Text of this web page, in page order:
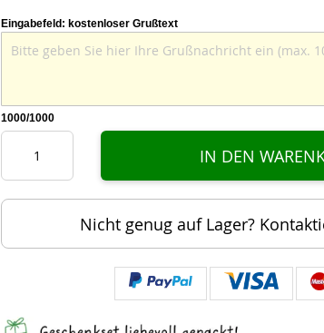
Eingabefeld: kostenloser Grußtext
1000/1000
IN DEN
Nicht genug auf Lager?